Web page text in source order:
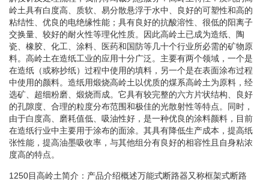
岭土具有白度高、质软、易分散悬浮于水中、良好的可塑性和高的
粘结性、优良的电绝缘性能；具有良好的抗酸溶性、很低的阳离子
交换量、较好的耐火性等理化性质。因此高岭土已成为造纸、陶
瓷、橡胶、化工、涂料、医药和国防等几十个行业所必需的矿物原
料。高岭土在造纸工业的应用十分广泛。主要有两个领域，一个是
在造纸（或称抄纸）过程中使用的填料，另一个是在表面涂布过程
中使用的颜料。造纸用煅烧高岭土以优质的煤系高岭土为原料，经
选矿、超细粉磨、煅烧而成。它具有较完整的六方片状结构、良好
的孔隙度、合理的粒度分布范围和极佳的光散射性等特点。同时，
由于白度高、磨耗值低、吸油性好，是一种优良的涂料颜料，目前
在造纸行业中主要用于涂布的面涂。其具有降低生产成本，提高纸
张性能，提高油墨吸收率，与其他组分有良好的相容性且自身粘浓
度高的特点。
1250目高岭土简介：产品介绍概述万能式断路器又称框架式断路